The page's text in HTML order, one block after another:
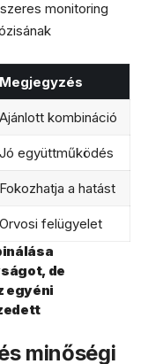
monitoring
Megjegyzés
Ajánlott kombináció
Jó együttműködés
Fokozhatja a hatást
Orvosi felügyelet
de
egyéni
minőségi